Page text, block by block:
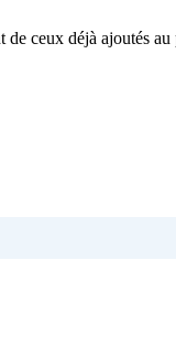
ceux déjà ajoutés